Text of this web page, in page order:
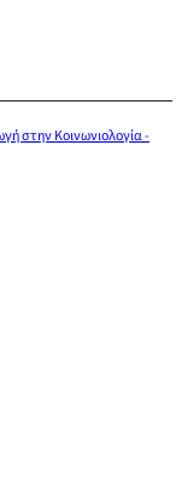
στην Κοινωνιολογία -